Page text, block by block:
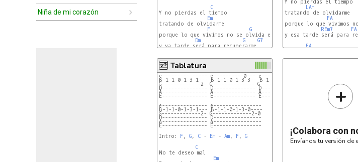
Niña de mi corazón
C
Y no pierdas el tiempo
Em
tratando de olvidarme
F
G
porque lo que vivimos no se olvida en una tarde
Dm
G
G7
y ya tarde será para recuperarme.
LAm
tratando de olvidarme
FA
porque lo que vivimos
REm7
FA
y esa tarde será para
FA
Tablatura
e--------------- e----------0--- e----------0-0-0-0-0---------
B-1-1-0-1-3-1--- B-1-1-0-1-3-3-- B-1-1-0-1-3---------3-1-0-0-1
G-------------2- G-------------- G----------------------------
D--------------- D-------------- D----------------------------
A--------------- A-------------- A----------------------------
E--------------- E-------------- E----------------------------
e--------------- e----------------
B-1-1-0-1-3-1--- B-1-1-0-1-3-0----
G-------------2- G-------------2-0
D--------------- D----------------
A--------------- A----------------
E--------------- E----------------
Intro: F , G, C - Em - Am, F , G
C
No te deseo mal
Em
+
¡Colabora con
Envíanos tu versión de